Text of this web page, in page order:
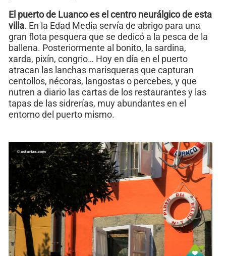
El puertode Luanco es el centro neurálgico de esta
villa. En la Edad Media servía de abrigo para una
gran flota pesquera que se dedicó a la pesca de la
ballena. Posteriormente al bonito, la sardina,
xarda, pixín, congrio… Hoy en día en el puerto
atracan las lanchas marisqueras que capturan
centollos, nécoras, langostas o percebes, y que
nutren a diario las cartas de los restaurantes y las
tapas de las sidrerías, muy abundantes en el
entorno del puerto mismo.